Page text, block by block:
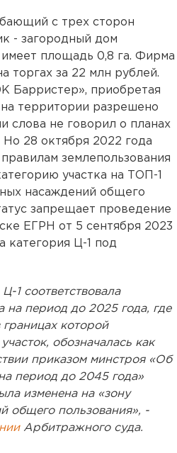
с трех сторон
- загородный дом
площадь 0,8 га. Фирма
торгах за 22 млн рублей.
Барристер», приобретая
на территории разрешено
слова не говорил о планах
Но 28 октября 2022 года
землепользования
участка на ТОП-1
насаждений общего
запрещает проведение
ЕГРН от 5 сентября 2023
категория Ц-1 под
1 соответствовала
на период до 2025 года, где
которой
обозначалась как
приказом минстроя «Об
период до 2045 года»
изменена на «зону
общего пользования», -
Арбитражного суда.